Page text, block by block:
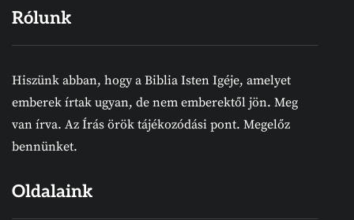
Rólunk
Hiszünk abban, hogy a Biblia Isten Igéje, amelyet
emberek írtak ugyan, de nem emberektől jön. Meg
van írva. Az Írás örök tájékozódási pont. Megelőz
bennünket.
Oldalaink